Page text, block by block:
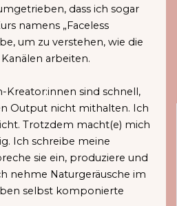
dass ich sogar
namens „Faceless
um zu verstehen, wie die
arbeiten.
Kreator:innen sind schnell,
Output nicht mithalten. Ich
Trotzdem macht(e) mich
Ich schreibe meine
sie ein, produziere und
nehme Naturgeräusche im
selbst komponierte